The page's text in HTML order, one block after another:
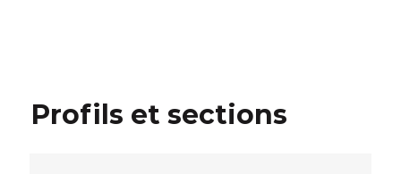
Profils et sections